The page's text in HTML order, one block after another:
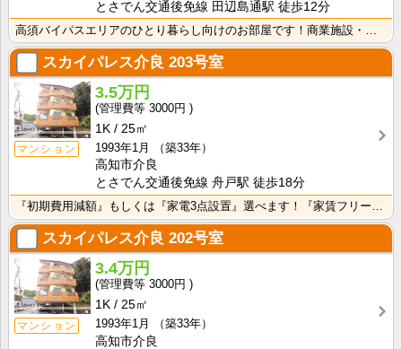
とさでん交通後免線 田辺島通駅 徒歩12分
スカイパレス介良 203号室
マンション
3.5万円
3000円
1K
25㎡
1993年1月
（築33年）
高知市介良
とさでん交通後免線 舟戸駅 徒歩18分
スカイパレス介良 202号室
マンション
3.4万円
3000円
1K
25㎡
1993年1月
（築33年）
高知市介良